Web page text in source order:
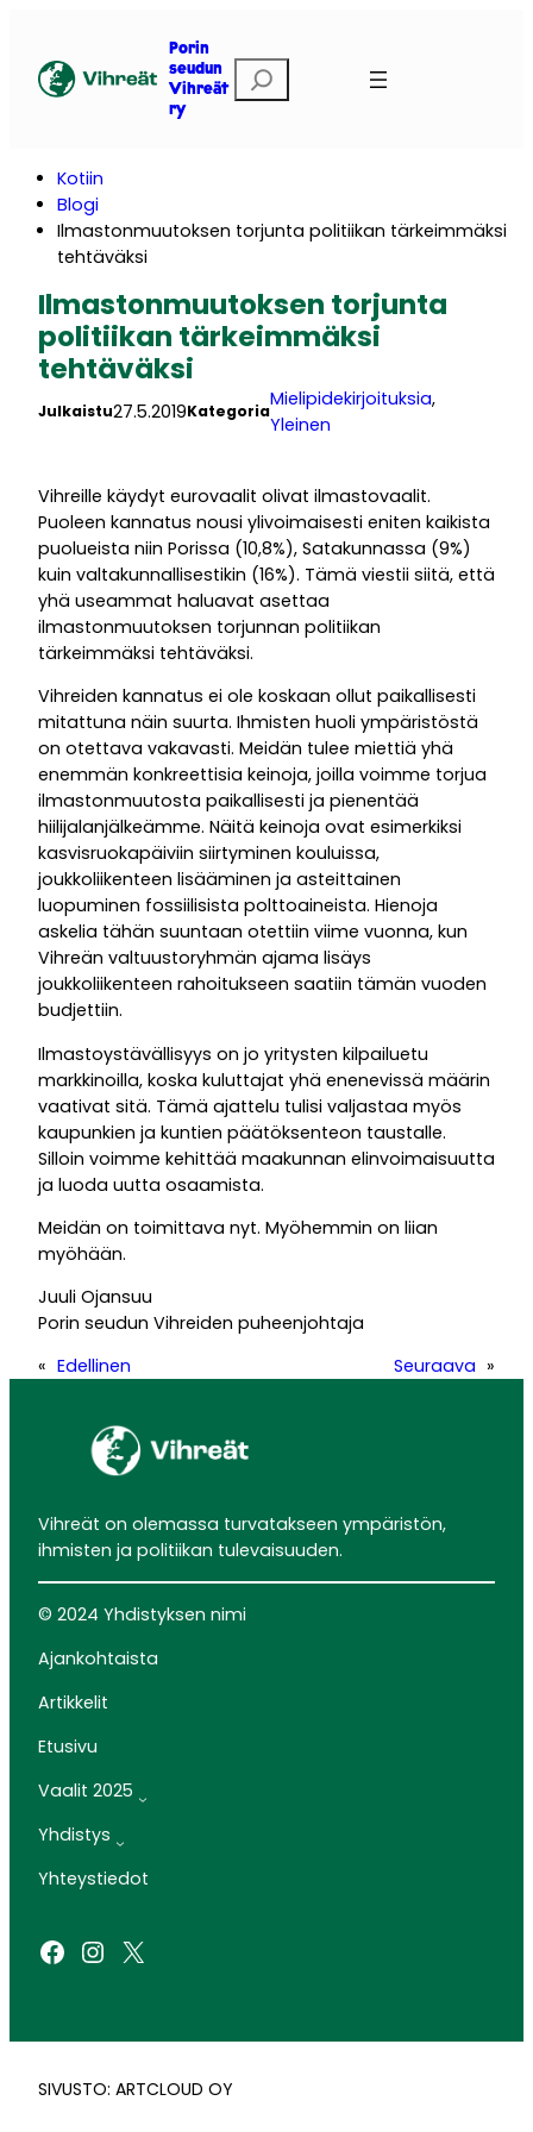
Porin
seudun
Vihreät
ry
t
Kotiin
Blogi
Ilmastonmuutoksen torjunta politiikan tärkeimmäksi
tehtäväksi
Ilmastonmuutoksen torjunta
politiikan tärkeimmäksi
tehtäväksi
Julkaistu27.5.2019Kategoria
Mielipidekirjoituksia
Yleinen
Vihreille käydyt eurovaalit olivat ilmastovaalit.
Puoleen kannatus nousi ylivoimaisesti eniten kaikista
puolueista niin Porissa (10,8%), Satakunnassa (9%)
kuin valtakunnallisestikin (16%). Tämä viestii siitä, että
yhä useammat haluavat asettaa
ilmastonmuutoksen torjunnan politiikan
tärkeimmäksi tehtäväksi.
Vihreiden kannatus ei ole koskaan ollut paikallisesti
mitattuna näin suurta. Ihmisten huoli ympäristöstä
on otettava vakavasti. Meidän tulee miettiä yhä
enemmän konkreettisia keinoja, joilla voimme torjua
ilmastonmuutosta paikallisesti ja pienentää
hiilijalanjälkeämme. Näitä keinoja ovat esimerkiksi
kasvisruokapäiviin siirtyminen kouluissa,
joukkoliikenteen lisääminen ja asteittainen
luopuminen fossiilisista polttoaineista. Hienoja
askelia tähän suuntaan otettiin viime vuonna, kun
Vihreän valtuustoryhmän ajama lisäys
joukkoliikenteen rahoitukseen saatiin tämän vuoden
budjettiin.
Ilmastoystävällisyys on jo yritysten kilpailuetu
markkinoilla, koska kuluttajat yhä enenevissä määrin
vaativat sitä. Tämä ajattelu tulisi valjastaa myös
kaupunkien ja kuntien päätöksenteon taustalle.
Silloin voimme kehittää maakunnan elinvoimaisuutta
ja luoda uutta osaamista.
Meidän on toimittava nyt. Myöhemmin on liian
myöhään.
Juuli Ojansuu
Porin seudun Vihreiden puheenjohtaja
« Edellinen Seuraava »
Vihreät on olemassa turvatakseen ympäristön,
ihmisten ja politiikan tulevaisuuden.
© 2024 Yhdistyksen nimi
Ajankohtaista
Artikkelit
Etusivu
Vaalit 2025
Yhdistys
Yhteystiedot
Facebook Instagram X
SIVUSTO: ARTCLOUD OY